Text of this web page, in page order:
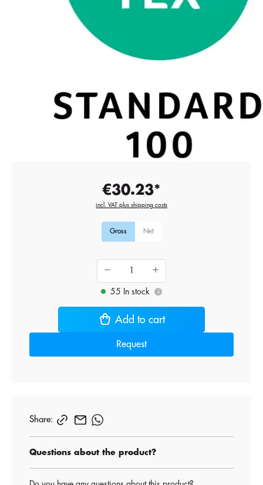
€30.23*
incl. VAT plus shipping costs
Gross Net
55 In stock i
Add to cart
Request
Share:
Questions about the product?